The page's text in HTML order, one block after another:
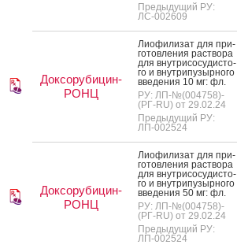
Предыдущий РУ:
ЛС-002609
Доксорубицин-
РОНЦ
Ли­офи­лизат для при­
готов­ле­ния рас­тво­ра
для внут­ри­сосу­дис­то­
го и внут­ри­пузыр­но­го
вве­дения 10 мг: фл.
РУ: ЛП-№(004758)-
(РГ-RU) от 29.02.24
Предыдущий РУ:
ЛП-002524
Доксорубицин-
РОНЦ
Ли­офи­лизат для при­
готов­ле­ния рас­тво­ра
для внут­ри­сосу­дис­то­
го и внут­ри­пузыр­но­го
вве­дения 50 мг: фл.
РУ: ЛП-№(004758)-
(РГ-RU) от 29.02.24
Предыдущий РУ:
ЛП-002524